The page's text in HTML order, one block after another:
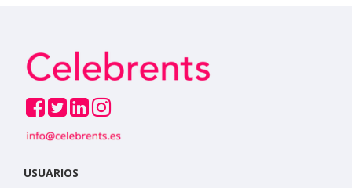
USUARIOS